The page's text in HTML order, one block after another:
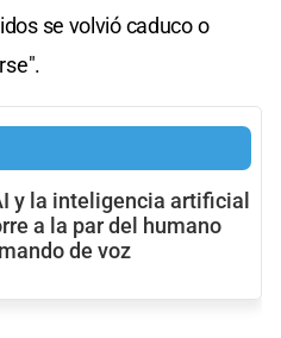
se volvió caduco o
y la inteligencia artificial
a la par del humano
de voz